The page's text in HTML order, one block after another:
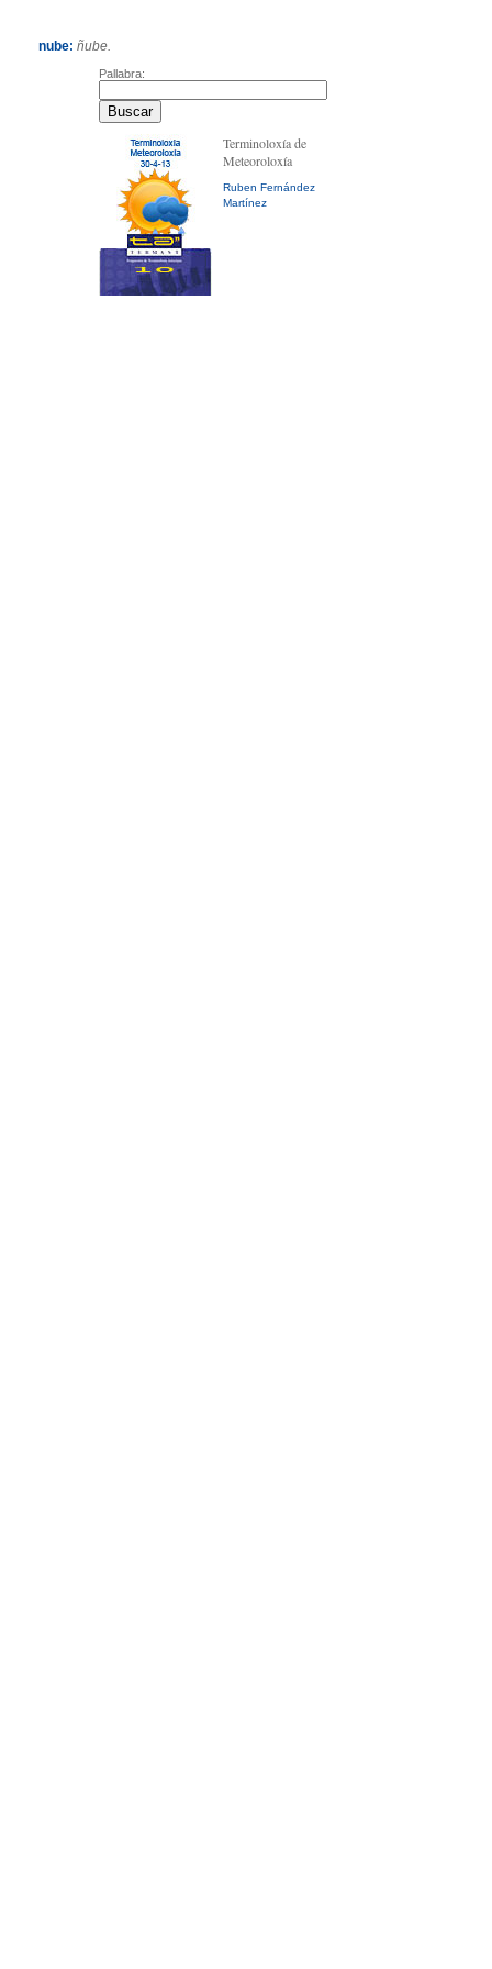
nube: ñube.
Pallabra:
Terminoloxía de
Meteoroloxía
Ruben Fernández
Martínez